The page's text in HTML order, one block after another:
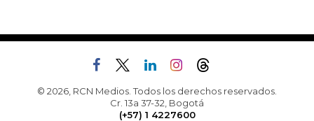
© 2026, RCN Medios. Todos los derechos reservados.
Cr. 13a 37-32, Bogotá
(+57) 1 4227600